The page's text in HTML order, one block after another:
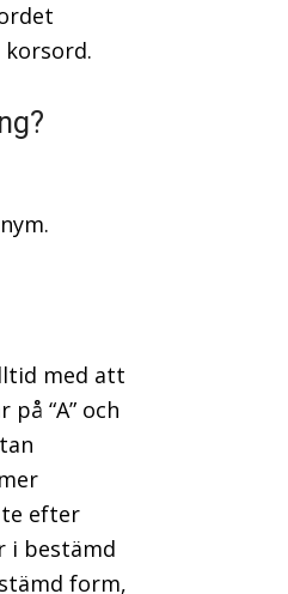
korsord.
med att
“A” och
efter
i bestämd
form,